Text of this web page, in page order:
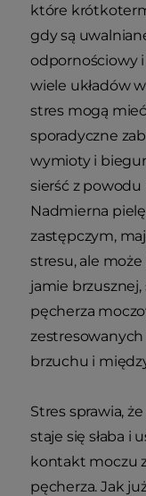
które
gdy są
odpornościowy
wiele układów
stres mogą
sporadyczne
wymioty i
sierść z
Nadmierna
zastępczym,
stresu, ale
jamie
pęcherza
brzuchu i
Stres sprawia,
staje się słaba i
kontakt moczu
pęcherza. Jak